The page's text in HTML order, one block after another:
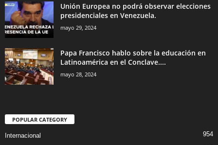
Unión Europea no podrá observar elecciones
presidenciales en Venezuela.
mayo 29, 2024
Papa Francisco hablo sobre la educación en
Latinoamérica en el Conclave....
mayo 28, 2024
POPULAR CATEGORY
Internacional 954